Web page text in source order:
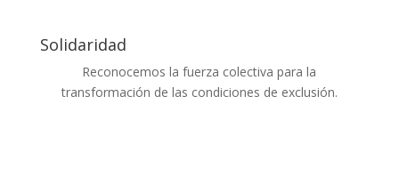
Solidaridad
Reconocemos la fuerza colectiva para la
transformación de las condiciones de exclusión.